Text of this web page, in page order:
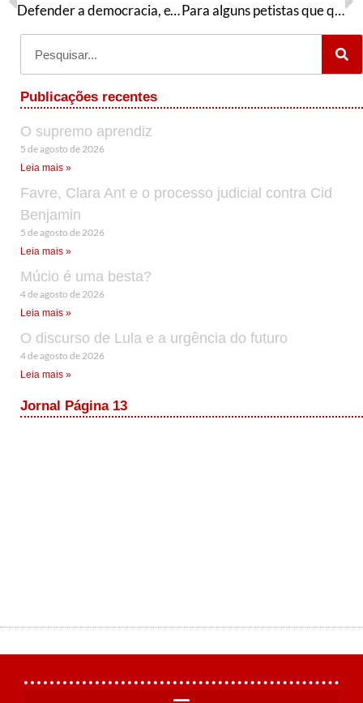
Defender a democracia, exige sua ampliação e radicalização Para alguns petistas que querem saber sobre o Renova na eleição do Andes
Publicações recentes
O supremo aprendiz
5 de agosto de 2026
Leia mais »
Favre, Clara Ant e o processo judicial contra Cid
Benjamin
5 de agosto de 2026
Leia mais »
Múcio é uma besta?
4 de agosto de 2026
Leia mais »
O discurso de Lula e a urgência do futuro
4 de agosto de 2026
Leia mais »
Jornal Página 13